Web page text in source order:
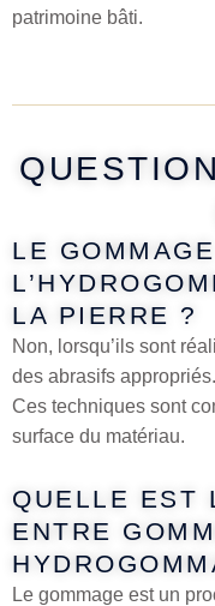
patrimoine bâti.
LE
LA PIERRE ?
Non, lorsqu’ils sont
des abrasifs appropriés.
Ces techniques sont
surface du matériau.
QUELLE EST
ENTRE
Le gommage est un